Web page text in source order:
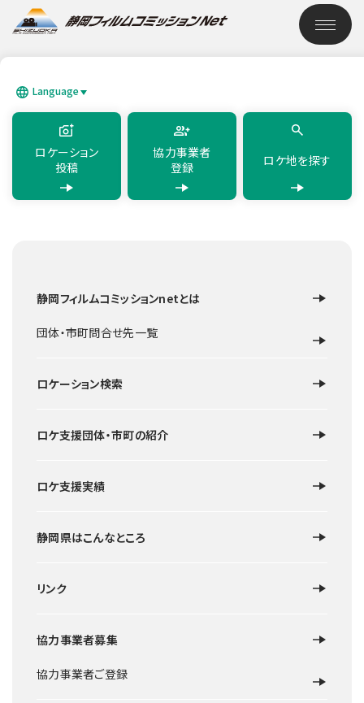
Language
日本語 English 简体中文 繁體中文 한국어 แบบไทย
ロケーション
投稿
協力事業者
登録
ロケ地を探す
静岡フィルムコミッションnetとは
団体・市町問合せ先一覧
ロケーション検索
ロケ支援団体・市町の紹介
ロケ支援実績
静岡県はこんなところ
リンク
協力事業者募集
協力事業者ご登録
ロケーション検索
SEARCH
草原・畑 東伊豆町
細野高原